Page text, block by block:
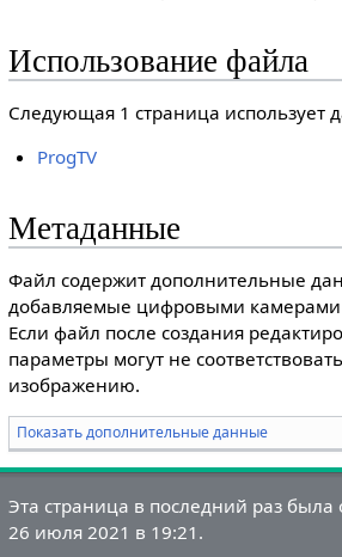
Использование файла
Следующая 1 страница использует
ProgTV
Метаданные
Файл содержит дополнительные
добавляемые цифровыми
Если файл после создания
параметры могут не
изображению.
Показать дополнительные данные
Эта страница в последний раз была
26 июля 2021 в 19:21.